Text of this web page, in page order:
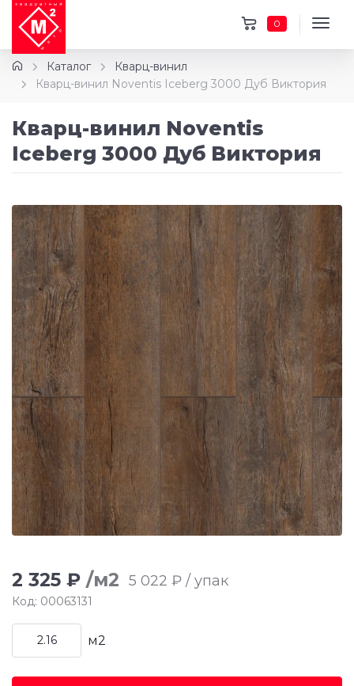
0
Каталог
Кварц-винил
Кварц-винил Noventis Iceberg 3000 Дуб Виктория
Кварц-винил Noventis
Iceberg 3000 Дуб Виктория
2 325 ₽ /м2 5 022 ₽ / упак
Код: 00063131
м2